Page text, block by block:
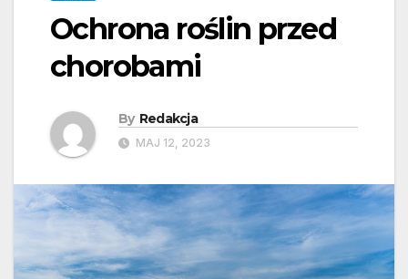
Ochrona roślin przed
chorobami
By Redakcja
MAJ 12, 2023